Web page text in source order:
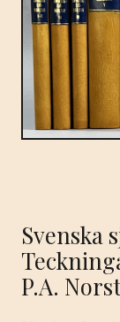
Svenska
P.A.